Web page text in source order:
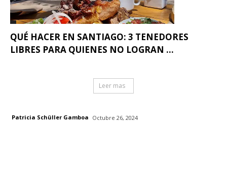
QUÉ HACER EN SANTIAGO: 3 TENEDORES
LIBRES PARA QUIENES NO LOGRAN ...
Leer mas
Patricia Schüller Gamboa Octubre 26, 2024